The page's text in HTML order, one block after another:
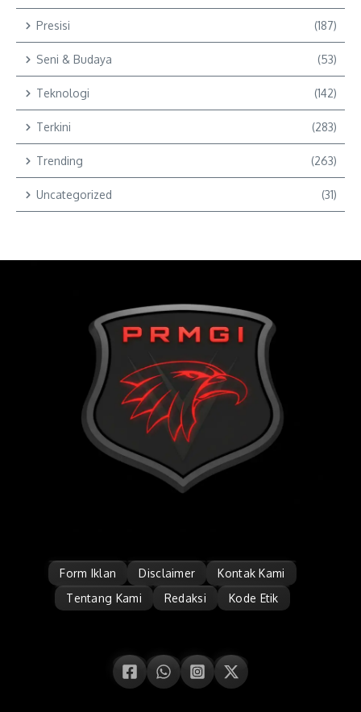
Presisi (187)
Seni & Budaya (53)
Teknologi (142)
Terkini (283)
Trending (263)
Uncategorized (31)
Form Iklan Disclaimer
Kontak Kami
Tentang Kami
Redaksi Kode Etik